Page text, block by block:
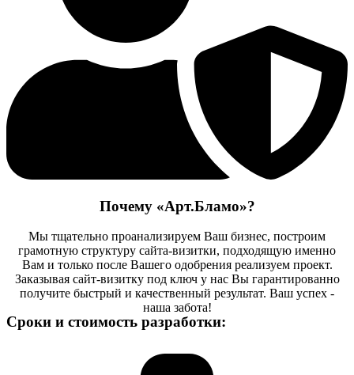
Почему «Арт.Бламо»?
Мы тщательно проанализируем Ваш бизнес, построим
грамотную структуру сайта-визитки, подходящую именно
Вам и только после Вашего одобрения реализуем проект.
Заказывая сайт-визитку под ключ у нас Вы гарантированно
получите быстрый и качественный результат. Ваш успех -
наша забота!
Сроки и стоимость разработки: